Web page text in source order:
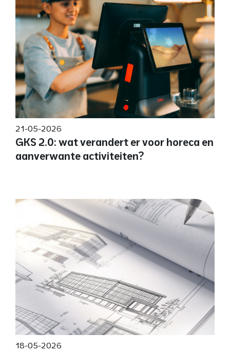
21-05-2026
GKS 2.0: wat verandert er voor horeca en
aanverwante activiteiten?
18-05-2026